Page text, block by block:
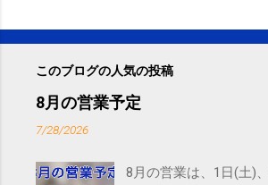
このブログの人気の投稿
8月の営業予定
7/28/2026
8月の営業は、1日(土)